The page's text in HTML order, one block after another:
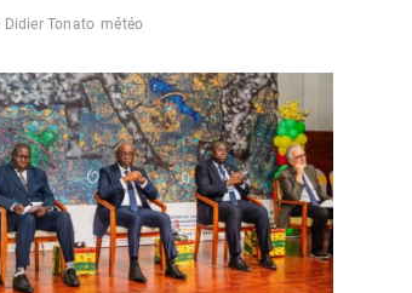
Didier Tonato météo